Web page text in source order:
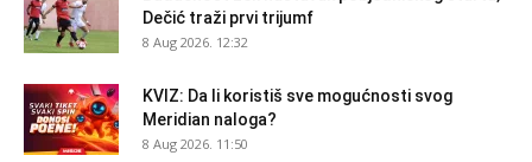
Dečić traži prvi trijumf
8 Aug 2026. 12:32
KVIZ: Da li koristiš sve mogućnosti svog
Meridian naloga?
8 Aug 2026. 11:50